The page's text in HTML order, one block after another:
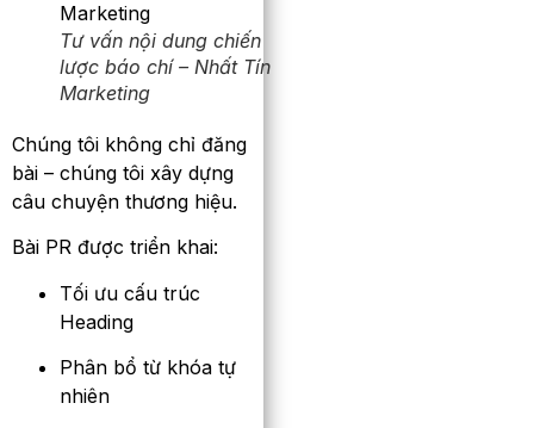
Tư vấn nội dung chiến
lược báo chí – Nhất Tín
Marketing
Chúng tôi không chỉ đăng
bài – chúng tôi xây dựng
câu chuyện thương hiệu.
Bài PR được triển khai:
Tối ưu cấu trúc
Heading
Phân bổ từ khóa tự
nhiên